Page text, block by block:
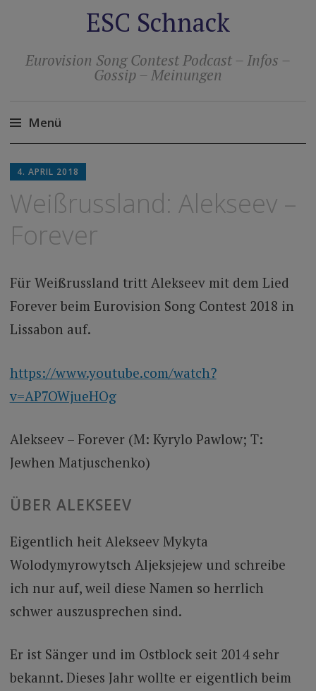
ESC Schnack
Eurovision Song Contest Podcast – Infos –
Gossip – Meinungen
Menü
Inhalt
springen
4. APRIL 2018
Weißrussland: Alekseev –
Forever
Für Weißrussland tritt Alekseev mit dem Lied
Forever beim Eurovision Song Contest 2018 in
Lissabon auf.
https://www.youtube.com/watch?
v=AP7OWjueHOg
Alekseev – Forever (M: Kyrylo Pawlow; T:
Jewhen Matjuschenko)
ÜBER ALEKSEEV
Eigentlich heit Alekseev Mykyta
Wolodymyrowytsch Aljeksjejew und schreibe
ich nur auf, weil diese Namen so herrlich
schwer auszusprechen sind.
Er ist Sänger und im Ostblock seit 2014 sehr
bekannt. Dieses Jahr wollte er eigentlich beim